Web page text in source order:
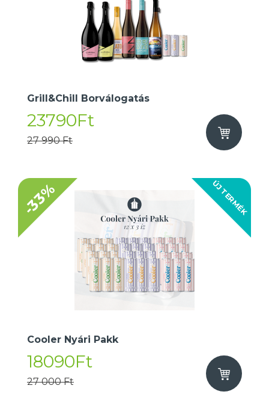
Grill&Chill Borválogatás
23790Ft
27 990 Ft
ÚJ TERMÉK
-33%
Cooler Nyári Pakk
18090Ft
27 000 Ft